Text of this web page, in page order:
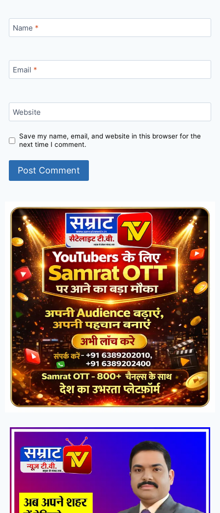
Name *
Email *
Website
Save my name, email, and website in this browser for the
next time I comment.